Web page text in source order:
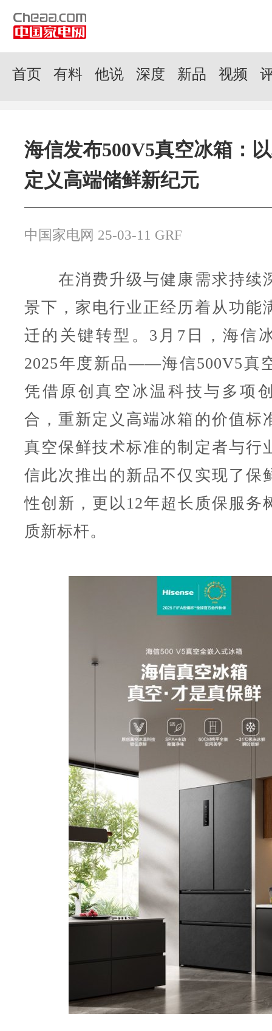
首页 有料 他说 深度 新品 视频
海信发布500V5真空冰箱：
定义高端储鲜新纪元
中国家电网 25-03-11 GRF
在消费升级与健康需求持续
景下，家电行业正经历着从功能
迁的关键转型。3月7日，海信
2025年度新品——海信500V5真
凭借原创真空冰温科技与多项
合，重新定义高端冰箱的价值标
真空保鲜技术标准的制定者与行
信此次推出的新品不仅实现了保
性创新，更以12年超长质保服务
质新标杆。